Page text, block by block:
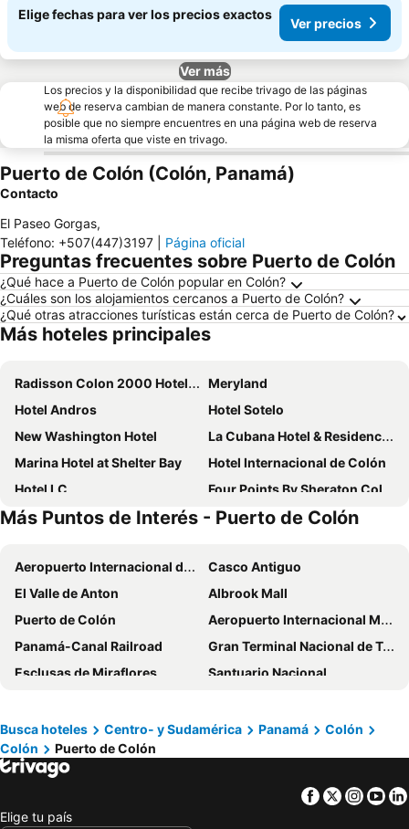
Elige fechas para ver los precios exactos
Ver precios
Ver más
Los precios y la disponibilidad que recibe trivago de las páginas
web de reserva cambian de manera constante. Por lo tanto, es
posible que no siempre encuentres en una página web de reserva
la misma oferta que viste en trivago.
Puerto de Colón (Colón, Panamá)
Contacto
El Paseo Gorgas,
Teléfono: +507(447)3197 Página oficial
Preguntas frecuentes sobre Puerto de Colón
¿Qué hace a Puerto de Colón popular en Colón?
¿Cuáles son los alojamientos cercanos a Puerto de Colón?
¿Qué otras atracciones turísticas están cerca de Puerto de Colón?
Más hoteles principales
Radisson Colon 2000 Hotel & Casino at Cruise Port & Duty Free Mall
Meryland
Hotel Andros
Hotel Sotelo
New Washington Hotel
La Cubana Hotel & Residencial
Marina Hotel at Shelter Bay
Hotel Internacional de Colón
Hotel LC
Four Points By Sheraton Colon
Melia Panamá Canal
Zona Libre Colon
Más Puntos de Interés - Puerto de Colón
Aeropuerto Internacional de Tocumen
Casco Antiguo
El Valle de Anton
Albrook Mall
Puerto de Colón
Aeropuerto Internacional Marcos A Gelabert o Albrook
Panamá-Canal Railroad
Gran Terminal Nacional de Transporte de Albrook
Esclusas de Miraflores
Santuario Nacional
Parque Nacional Camino de Cruces
Museo Patronato Panama Viejo
Hipódromo Presidente Remón
Esclusas de Gatún
Cascada El Macho
Busca hoteles Centro- y Sudamérica Panamá
Colón
Colón
Puerto de Colón
Facebook
Twitter
Elige tu país